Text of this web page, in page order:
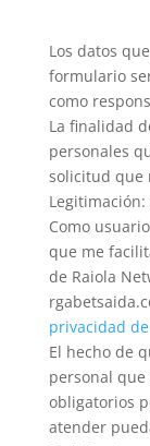
Los datos
formulario
como
La finalidad
personales
solicitud que
Como
que me
de Raiola
privacidad
El hecho de
personal
obligatorios
atender